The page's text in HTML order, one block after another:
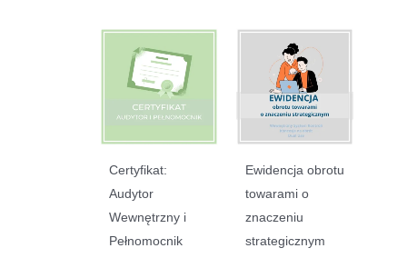
Certyfikat:
Audytor
Wewnętrzny i
Pełnomocnik
Ewidencja obrotu
towarami o
znaczeniu
strategicznym